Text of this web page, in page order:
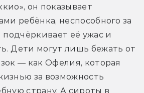
он показывает
ребёнка, неспособного за
подчёркивает её ужас и
Дети могут лишь бежать от
— как Офелия, которая
за возможность
страну. А сироты в